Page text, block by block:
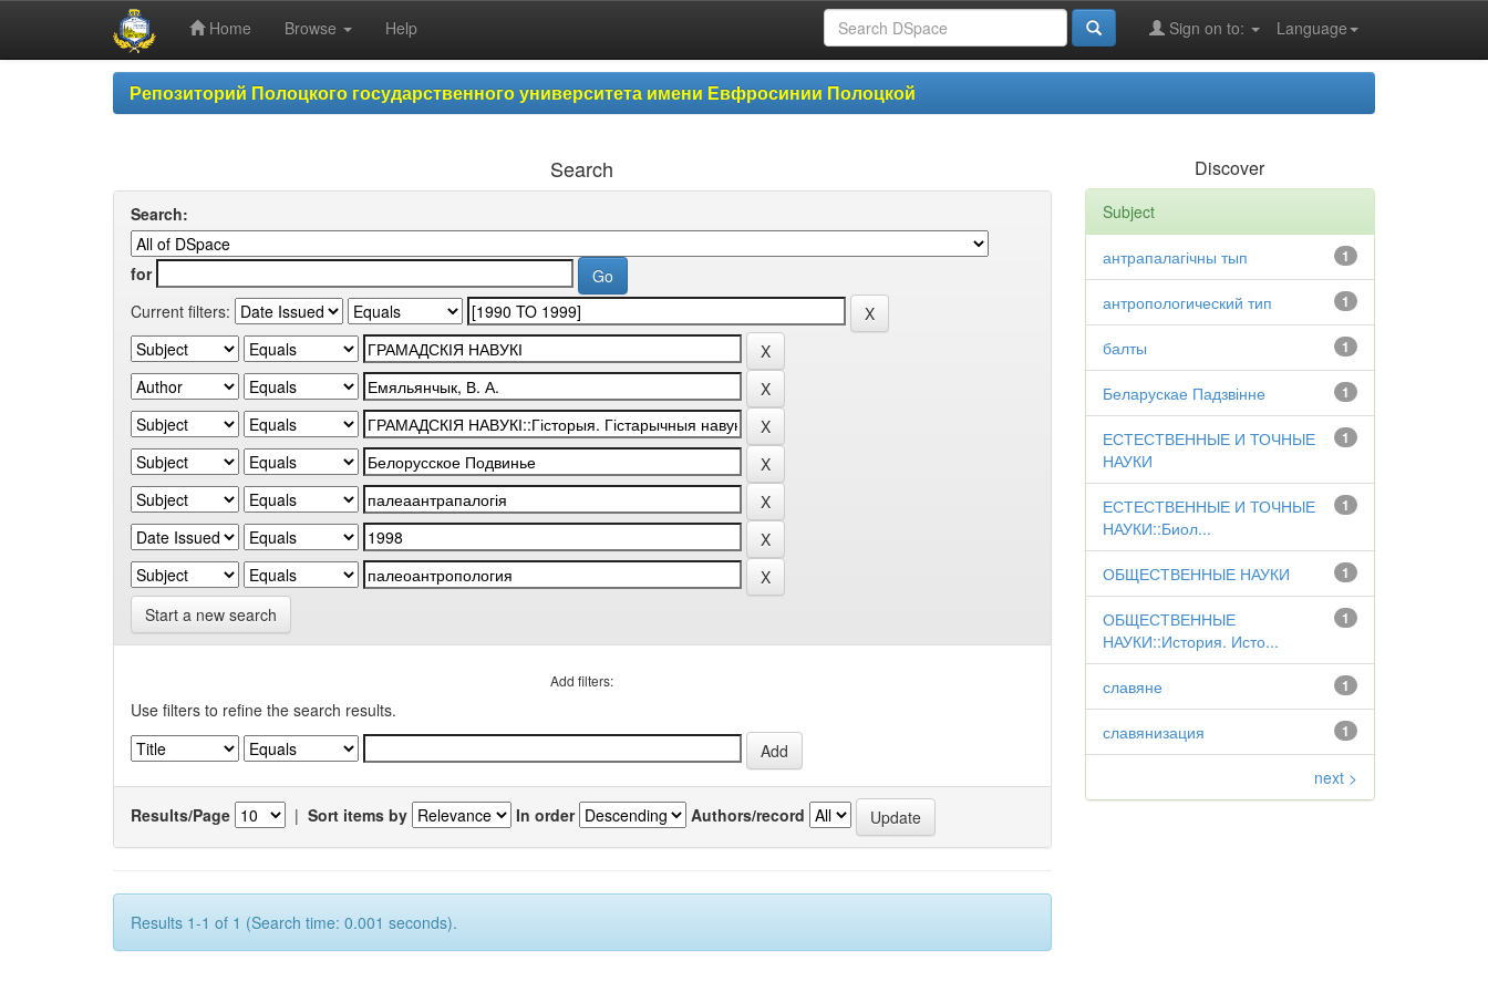
Home Browse Help Language
Sign on to:
Репозиторий Полоцкого государственного университета имени Евфросинии Полоцкой
Search
Search:
for
Current filters:
Start a new search
Add filters:
Use filters to refine the search results.
Results/Page | Sort items by In order Authors/record
Results 1-1 of 1 (Search time: 0.001 seconds).
Discover
Subject
1
антрапалагічны тып
1
антропологический тип
1
балты
1
Беларускае Падзвінне
1
ЕСТЕСТВЕННЫЕ И ТОЧНЫЕ
НАУКИ
1
ЕСТЕСТВЕННЫЕ И ТОЧНЫЕ
НАУКИ::Биол...
1
ОБЩЕСТВЕННЫЕ НАУКИ
1
ОБЩЕСТВЕННЫЕ
НАУКИ::История. Исто...
1
славяне
1
славянизация
next >